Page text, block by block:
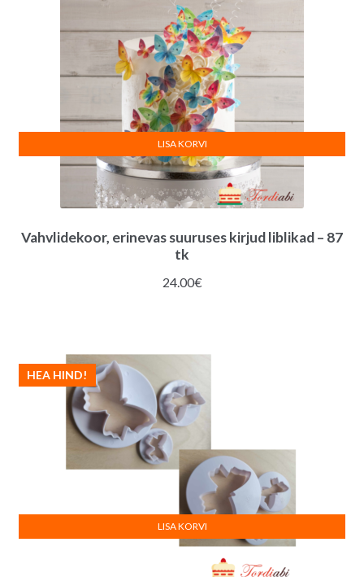
Vahvlidekoor, erinevas suuruses kirjud liblikad – 87
tk
24.00€
LISA KORVI
HEA HIND!
LISA KORVI